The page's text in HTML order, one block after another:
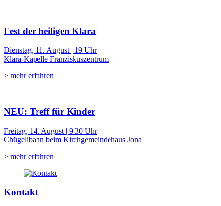
Fest der heiligen Klara
Dienstag, 11. August | 19 Uhr
Klara-Kapelle Franziskuszentrum
> mehr erfahren
NEU: Treff für Kinder
Freitag, 14. August | 9.30 Uhr
Chügelibahn beim Kirchgemeindehaus Jona
> mehr erfahren
Kontakt